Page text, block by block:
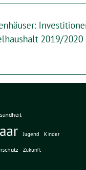
2019/2020
Jugend Kinder
Zukunft